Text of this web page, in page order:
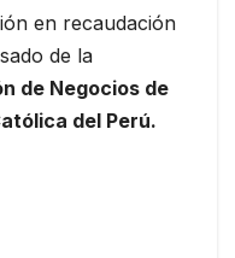
en recaudación
de la
de Negocios de
del Perú.